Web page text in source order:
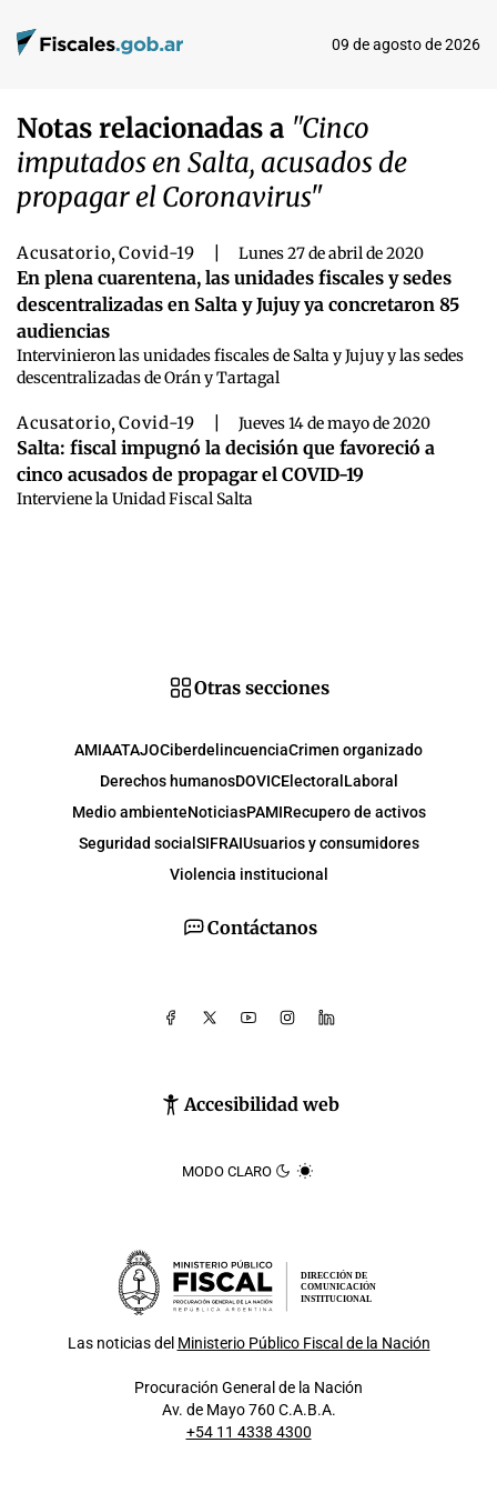
09 de agosto de 2026
Notas relacionadas a "Cinco
imputados en Salta, acusados de
propagar el Coronavirus"
Acusatorio, Covid-19 Lunes 27 de abril de 2020
En plena cuarentena, las unidades fiscales y sedes
descentralizadas en Salta y Jujuy ya concretaron 85
audiencias
Intervinieron las unidades fiscales de Salta y Jujuy y las sedes
descentralizadas de Orán y Tartagal
Acusatorio, Covid-19 Jueves 14 de mayo de 2020
Salta: fiscal impugnó la decisión que favoreció a
cinco acusados de propagar el COVID-19
Interviene la Unidad Fiscal Salta
Contáctanos
Accesibilidad web
MODO CLARO
Otras secciones
AMIAATAJOCiberdelincuenciaCrimen organizado
Derechos humanosDOVICElectoral Laboral
Medio ambienteNoticiasPAMIRecupero de activos
Seguridad social SIFRAIUsuarios y consumidores
Violencia institucional
DIRECCIÓN DE
COMUNICACIÓN
INSTITUCIONAL
Las noticias del Ministerio Público Fiscal de la Nación
Procuración General de la Nación
Av. de Mayo 760 C.A.B.A.
+54 11 4338 4300